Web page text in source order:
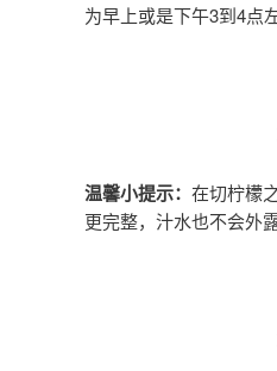
为早上或是下午3到4点左
温馨小提示： 在切柠檬
更完整，汁水也不会外露